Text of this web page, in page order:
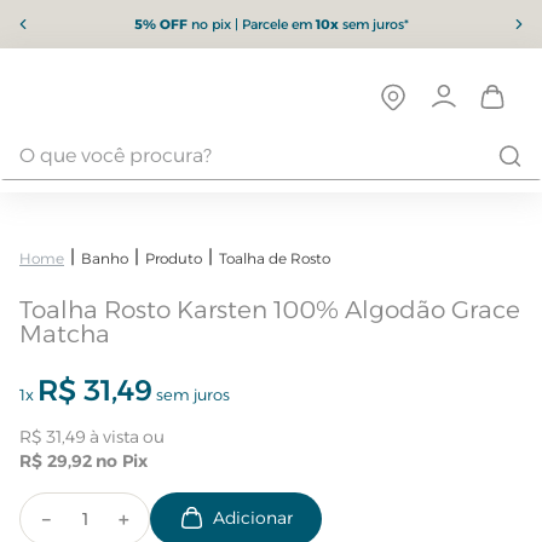
5% OFFno pix | Parcele em10xsem juros*
Banho Produto Toalha de Rosto
Toalha Rosto Karsten 100% Algodão Grace
Matcha
1x R$ 31,49 sem juros
R$ 31,49
R$ 29,92
＋
－